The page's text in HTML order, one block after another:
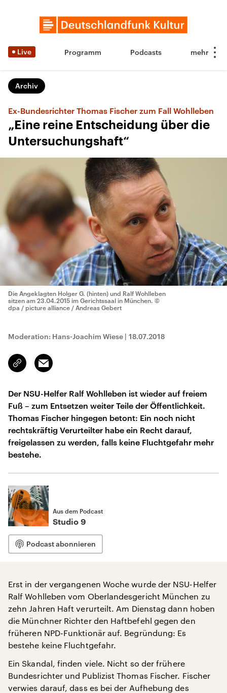
Live Programm Podcasts
Archiv
Ex-Bundesrichter Thomas Fischer zum Fall Wohlleben
„Eine reine Entscheidung über die
Untersuchungshaft“
Die Angeklagten Holger G. (hinten) und Ralf Wohlleben
sitzen am 23.04.2015 im Gerichtssaal in München. ©
dpa / picture alliance / Andreas Gebert
Moderation: Hans-Joachim Wiese | 18.07.2018
Link
kopieren/teilen
Email
Der NSU-Helfer Ralf Wohlleben ist wieder auf freiem
Fuß – zum Entsetzen weiter Teile der Öffentlichkeit.
Thomas Fischer hingegen betont: Ein noch nicht
rechtskräftig Verurteilter habe ein Recht darauf,
freigelassen zu werden, falls keine Fluchtgefahr mehr
bestehe.
Aus dem Podcast
Studio 9
Podcast abonnieren
Erst in der vergangenen Woche wurde der NSU-Helfer
Ralf Wohlleben vom Oberlandesgericht München zu
zehn Jahren Haft verurteilt. Am Dienstag dann hoben
die Münchner Richter den Haftbefehl gegen den
früheren NPD-Funktionär auf. Begründung: Es
bestehe keine Fluchtgefahr.
Ein Skandal, finden viele. Nicht so der frühere
Bundesrichter und Publizist Thomas Fischer. Fischer
verwies darauf, dass es bei der Aufhebung des